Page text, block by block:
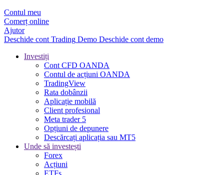
Contul meu
Comerț online
Ajutor
Deschide cont Trading Demo Deschide cont demo
Investiți
Cont CFD OANDA
Contul de acțiuni OANDA
TradingView
Rata dobânzii
Aplicație mobilă
Client profesional
Meta trader 5
Opțiuni de depunere
Descărcați aplicația sau MT5
Unde să investești
Forex
Acțiuni
ETFs